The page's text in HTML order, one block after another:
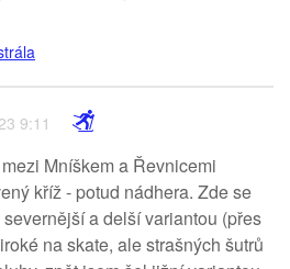
9:11
Mníškem a Řevnicemi
kříž - potud nádhera. Zde se
a delší variantou (přes
na skate, ale strašných šutrů